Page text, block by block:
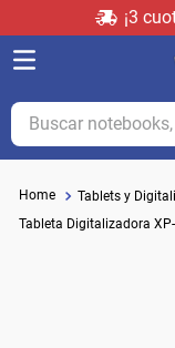
¡3
Buscar notebooks,
Tablets y
Tableta Digitalizadora